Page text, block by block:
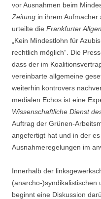
vor Ausnahmen beim
Zeitung in ihrem
urteilte die Frankfurter
„Kein Mindestlohn für
rechtlich möglich“. Die
dass der im
vereinbarte allgemeine
weiterhin kontrovers
medialen Echos ist eine
Wissenschaftliche Dienst
Auftrag der Grünen-
angefertigt hat und in der
Ausnahmeregelungen im
Innerhalb der
(anarcho-)syndikalistischen
beginnt eine Diskussion